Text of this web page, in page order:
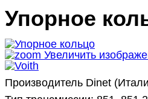
Упорное
Увеличить
Производитель Dinet